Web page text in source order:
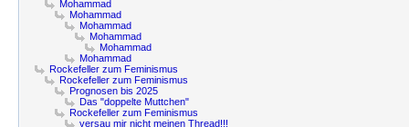
Mohammad
Mohammad
Mohammad
Mohammad
Mohammad
Mohammad
Rockefeller zum Feminismus
Rockefeller zum Feminismus
Prognosen bis 2025
Das "doppelte Muttchen"
Rockefeller zum Feminismus
versau mir nicht meinen Thread!!!